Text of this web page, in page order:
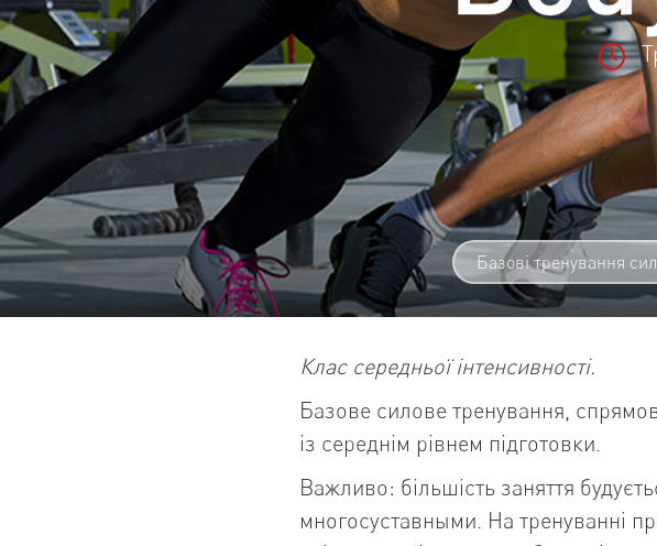
Базові тренування
Клас середньої інтенсивності.
Базове силове тренування,
із середнім рівнем підготовки.
Важливо: більшість заняття
многосуставными. На тренуванні